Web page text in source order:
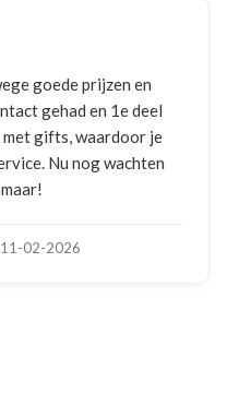
goede prijzen en
gehad en 1e deel
gifts, waardoor je
Nu nog wachten
02-2026